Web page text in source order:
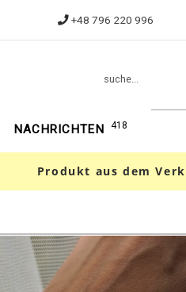
+48 796 220 996
suche...
NACHRICHTEN 418
Produkt aus dem